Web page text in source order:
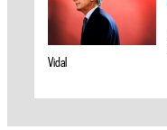
Vidal